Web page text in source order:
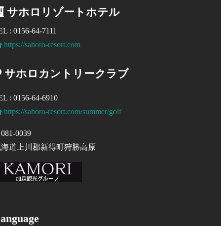
サホロリゾートホテル
: 0156-64-7111
https://sahoro-resort.com
サホロカントリークラブ
: 0156-64-6910
https://sahoro-resort.com/summer/golf
0039
道上川郡新得町狩勝高原